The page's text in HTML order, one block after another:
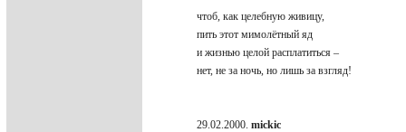
чтоб, как целебную живицу,
пить этот мимолётный яд
и жизнью целой расплатиться –
нет, не за ночь, но лишь за взгляд!
29.02.2000. mickic